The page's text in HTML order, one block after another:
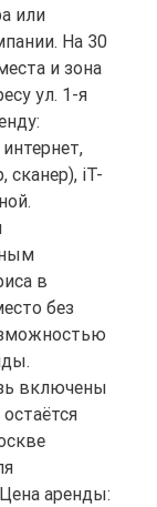
или
На 30
и зона
ул. 1-я
сканер), iT-
в
без
включены
аренды: